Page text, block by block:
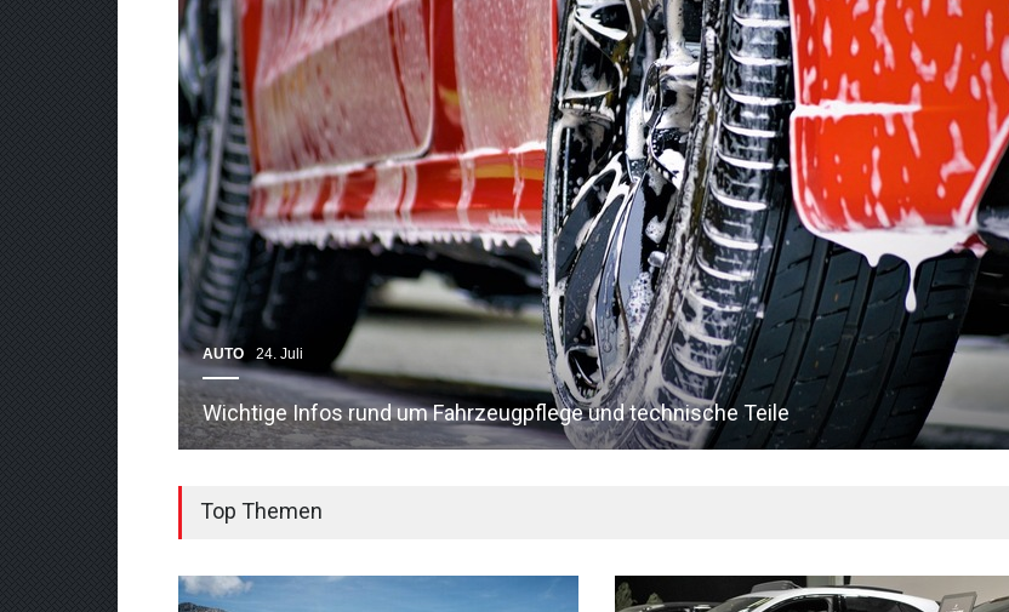
AUTO 24. Juli
Wichtige Infos rund um Fahrzeugpflege und technische Teile
Top Themen